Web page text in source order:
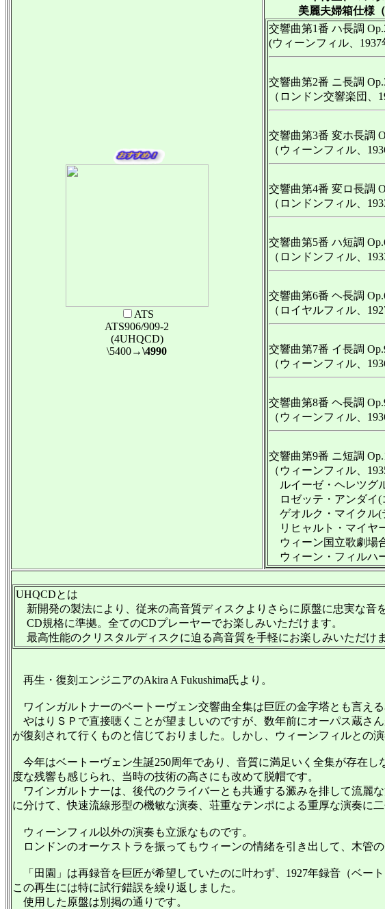
ATS
ATS906/909-2
(4UHQCD)
\5400→\4990
美麗夫婦箱仕様（
交響曲第1番 ハ長調
(ウィーンフィル、1937
交響曲第2番 ニ長調
（ロンドン交響楽団、
交響曲第3番 変ホ長調
（ウィーンフィル、
交響曲第4番 変ロ長調
（ロンドンフィル、
交響曲第5番 ハ短調
（ロンドンフィル、
交響曲第6番 ヘ長調
（ロイヤルフィル、
交響曲第7番 イ長調
（ウィーンフィル、
交響曲第8番 ヘ長調
（ウィーンフィル、
交響曲第9番 ニ短調
（ウィーンフィル、
ルイーゼ・ヘレツグ
ロゼッテ・アンダイ(
ゲオルク・マイクル(
リヒャルト・マイヤ
ウィーン国立歌劇場
ウィーン・フィルハ
UHQCDとは
新開発の製法により、従来の高音質ディスクよりさらに原盤に忠実な音を
CD規格に準拠。全てのCDプレーヤーでお楽しみいただけます。
最高性能のクリスタルディスクに迫る高音質を手軽にお楽しみいただけま
再生・復刻エンジニアのAkira A Fukushima氏より。
ワインガルトナーのベートーヴェン交響曲全集は巨匠の金字塔とも言える
やはりＳＰで直接聴くことが望ましいのですが、数年前にオーパス蔵さ
が復刻されて行くものと信じておりました。しかし、ウィーンフィルとの
今年はベートーヴェン生誕250周年であり、音質に満足いく全集が存在
度な残響も感じられ、当時の技術の高さにも改めて脱帽です。
ワインガルトナーは、後代のクライバーとも共通する澱みを排して流麗
に分けて、快速流線形型の機敏な演奏、荘重なテンポによる重厚な演奏に
ウィーンフィル以外の演奏も立派なものです。
ロンドンのオーケストラを振ってもウィーンの情緒を引き出して、木管
「田園」は再録音を巨匠が希望していたのに叶わず、1927年録音（ベー
この再生には特に試行錯誤を繰り返しました。
使用した原盤は別掲の通りです。